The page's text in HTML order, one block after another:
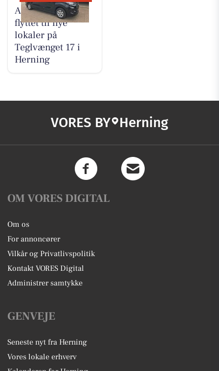
AutoFit A/S er
flyttet til nye
lokaler på
Teglvænget 17 i
Herning
VORES BY Herning
OM VORES DIGITAL
Om os
For annoncører
Vilkår og Privatlivspolitik
Kontakt VORES Digital
Administrer samtykke
GENVEJE
Seneste nyt fra Herning
Vores lokale erhverv